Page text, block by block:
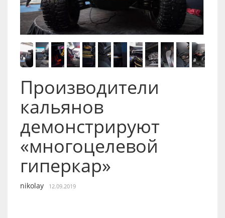
Производители
кальянов
демонстрируют
«многоцелевой
гиперкар»
nikolay 12.09.2019